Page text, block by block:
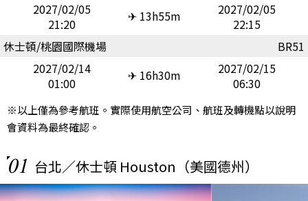
2027/02/05
21:20
✈ 13h55m
2027/02/05
22:15
休士頓/桃園國際機場
BR51
2027/02/14
01:00
✈ 16h30m
2027/02/15
06:30
※以上僅為參考航班。實際使用航空公司、航班及轉機點以說明
會資料為最終確認。
01 台北／休士頓 Houston（美國德州）